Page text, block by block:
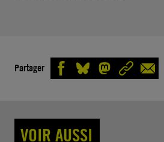
Partager
VOIR AUSSI